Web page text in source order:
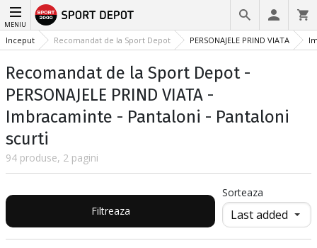
MENIU
Inceput Recomandat de la Sport Depot PERSONAJELE PRIND VIATA
Recomandat de la Sport Depot -
PERSONAJELE PRIND VIATA -
Imbracaminte - Pantaloni - Pantaloni
scurti
94 produse, 2 pagini
Filtreaza
Sorteaza